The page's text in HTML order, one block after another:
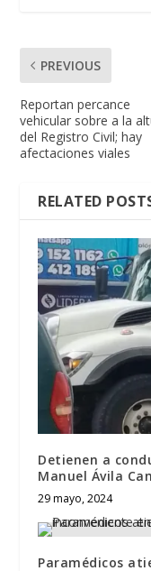
PREVIOUS
Reportan percance
vehicular sobre a la
del Registro Civil; hay
afectaciones viales
RELATED
Detienen a
Manuel Ávila
29 mayo, 2024
Paramédicos